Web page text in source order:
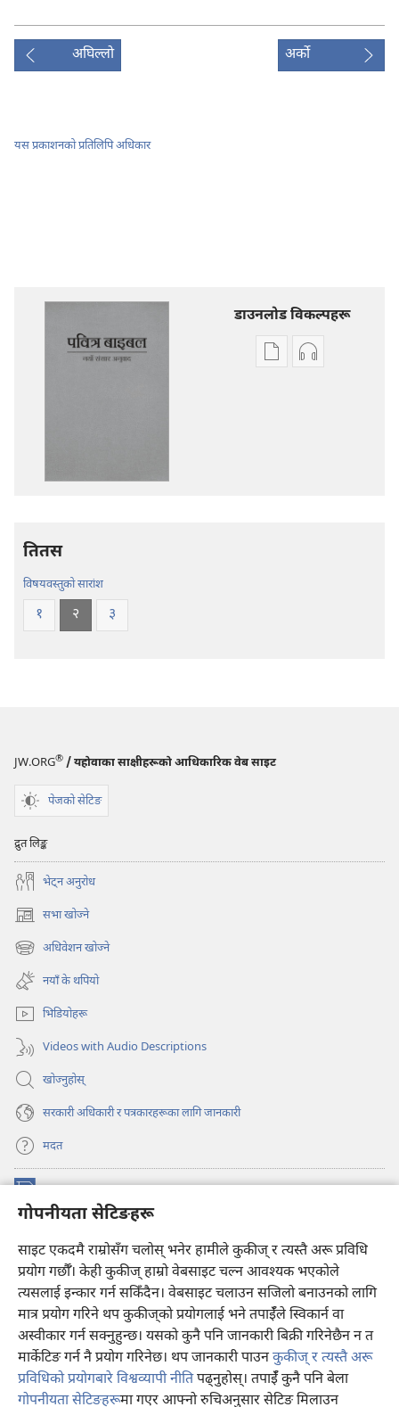
गोपनीयता सेटिङहरू
साइट एकदमै राम्रोसँग चलोस् भनेर हामीले कुकीज् र त्यस्तै अरू प्रविधि
प्रयोग गर्छौँ। केही कुकीज्‌ हाम्रो वेबसाइट चल्न आवश्यक भएकोले
त्यसलाई इन्कार गर्न सकिँदैन। वेबसाइट चलाउन सजिलो बनाउनको लागि
मात्र प्रयोग गरिने थप कुकीज्‌को प्रयोगलाई भने तपाईँले स्विकार्न वा
अस्वीकार गर्न सक्नुहुन्छ। यसको कुनै पनि जानकारी बिक्री गरिनेछैन न त
मार्केटिङ गर्न नै प्रयोग गरिनेछ। थप जानकारी पाउनकुकीज् र त्यस्तै अरू
प्रविधिको प्रयोगबारे विश्वव्यापी नीतिपढ्नुहोस्। तपाईँ कुनै पनि बेला
गोपनीयता सेटिङहरूमा गएर आफ्नो रुचिअनुसार सेटिङ मिलाउन
अघिल्लो अर्को
यस प्रकाशनको प्रतिलिपि अधिकार
डाउनलोड विकल्पहरू
प्रकाशन अडियो
तितस
विषयवस्तुको सारांश
१ २ ३
JW.ORG® / यहोवाका साक्षीहरूको आधिकारिक वेब साइट
पेजको सेटिङ
द्रुत लिङ्क
भेट्‌न अनुरोध
सभा खोज्ने
(ब्राउजरको
अर्को
ट्याबमा
नयाँ
पृष्ठ
खुल्नेछ)
अधिवेशन खोज्ने
(ब्राउजरको
अर्को
ट्याबमा
नयाँ
पृष्ठ
खुल्नेछ)
नयाँ के थपियो
भिडियोहरू
Videos with Audio Descriptions
खोज्नुहोस्‌
सरकारी अधिकारी र पत्रकारहरूका लागि जानकारी
मदत
(ब्राउजरको
अर्को
नयाँ
पृष्ठ
प्रहरीधरहरा अनलाइन लाइब्रेरी
(ब्राउजरको
अर्को
नयाँ
पृष्ठ
खुल्नेछ)
JW Hub ®
(ब्राउजरको
अर्को
ट्याबमा
नयाँ
पृष्ठ
खुल्नेछ)
JW लाइब्रेरी